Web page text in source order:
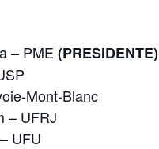
– PME (PRESIDENTE)
Mont-Blanc
– UFRJ
UFU